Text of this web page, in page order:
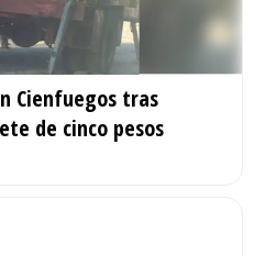
Cienfuegos tras
de cinco pesos